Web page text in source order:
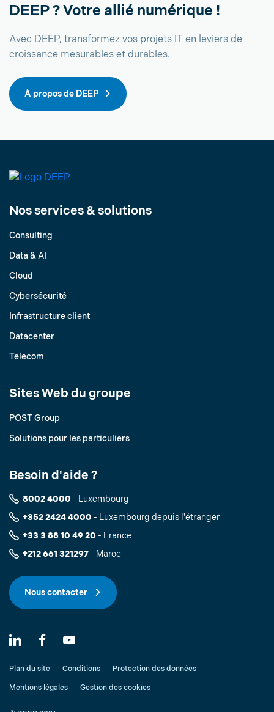
DEEP ? Votre allié numérique !
Avec DEEP, transformez vos projets IT en leviers de
croissance mesurables et durables.
À propos de DEEP
Nos services & solutions
Consulting
Data & AI
Cloud
Cybersécurité
Infrastructure client
Datacenter
Telecom
Sites Web du groupe
POST Group
Solutions pour les particuliers
Besoin d'aide ?
8002 4000 - Luxembourg
+352 2424 4000 - Luxembourg depuis l'étranger
+33 3 88 10 49 20 - France
+212 661 321297 - Maroc
Nous contacter
Plan du site Conditions Protection des données
Mentions légales Gestion des cookies